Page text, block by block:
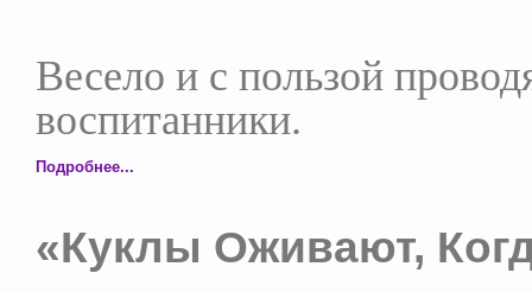
Весело и с пользой
воспитанники.
Подробнее...
«Куклы Оживают,